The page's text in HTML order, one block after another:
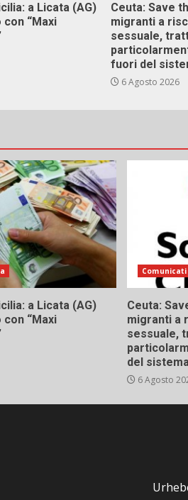
a Licata (AG)
“Maxi
Ceuta: Save
migranti a
sessuale,
fuori del
6 Agosto 2026
a Licata (AG)
“Maxi
Ceuta:
migranti a
sessuale,
del
6 Agosto